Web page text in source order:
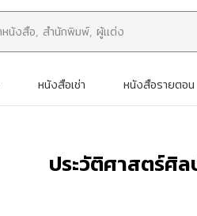
หนังสือเช่า หนังสือรายตอน
ประวัติศาสตร์ศิล